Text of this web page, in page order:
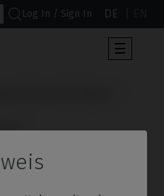
Log In / Sign In DE
der
☰